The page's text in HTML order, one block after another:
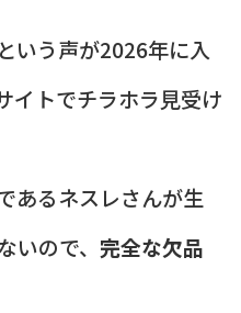
いう声が2026年に入
イトでチラホラ見受け
あるネスレさんが生
ので、 完全な欠品